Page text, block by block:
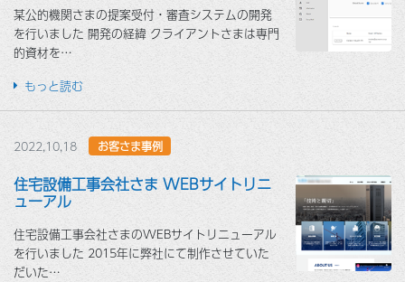
某公的機関さまの提案受付・審査システムの開発
を行いました 開発の経緯 クライアントさまは専門
的資材を…
もっと読む
2022,10,18 お客さま事例
住宅設備工事会社さま WEBサイトリニ
ューアル
住宅設備工事会社さまのWEBサイトリニューアル
を行いました 2015年に弊社にて制作させていた
だいた…